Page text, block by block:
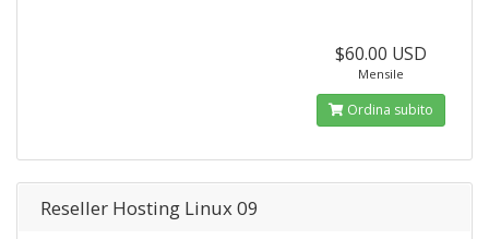
$60.00 USD
Mensile
Ordina subito
Reseller Hosting Linux 09